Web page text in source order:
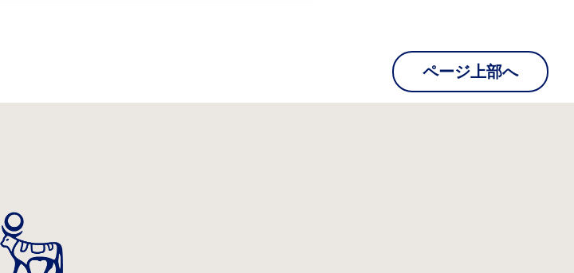
ページ上部へ